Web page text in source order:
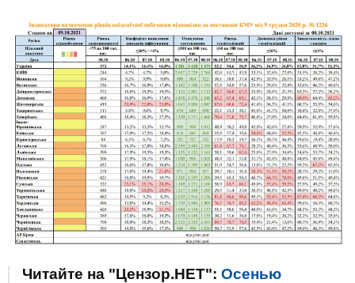
Читайте на "Цензор.НЕТ": Осенью